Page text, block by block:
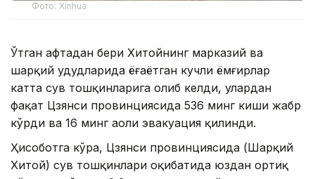
Фото: Xinhua
Ўтган ҳафтадан бери Хитойнинг марказий ва
шарқий ҳудудларида ёғаётган кучли ёмғирлар
катта сув тошқинларига олиб келди, улардан
фақат Цзянси провинциясида 536 минг киши жабр
кўрди ва 16 минг аҳоли эвакуация қилинди.
Ҳисоботга кўра, Цзянси провинциясида (Шарқий
Хитой) сув тошқинлари оқибатида юздан ортиқ